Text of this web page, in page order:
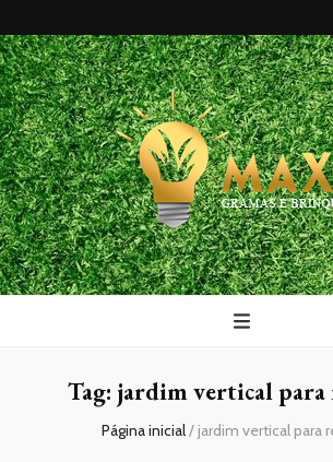
Maxx
Blog
Tag: jardim vertical para
Página inicial/ jardim vertical para